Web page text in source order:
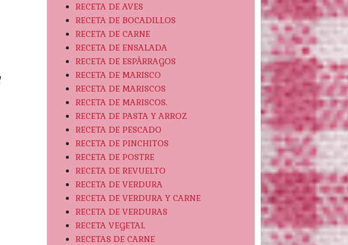
RECETA DE AVES
RECETA DE BOCADILLOS
RECETA DE CARNE
RECETA DE ENSALADA
RECETA DE ESPÁRRAGOS
RECETA DE MARISCO
RECETA DE MARISCOS
RECETA DE MARISCOS.
RECETA DE PASTA Y ARROZ
RECETA DE PESCADO
RECETA DE PINCHITOS
RECETA DE POSTRE
RECETA DE REVUELTO
RECETA DE VERDURA
RECETA DE VERDURA Y CARNE
RECETA DE VERDURAS
RECETA VEGETAL
RECETAS DE CARNE